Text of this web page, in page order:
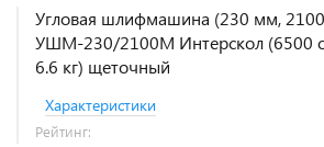
Угловая шлифмашина (230 мм,
УШМ-230/2100М Интерскол (6500
6.6 кг) щеточный
Характеристики
Рейтинг: